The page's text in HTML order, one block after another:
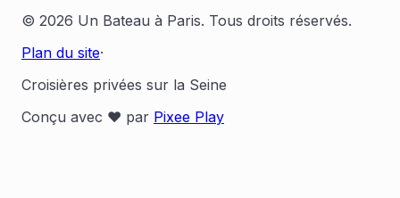
© 2026 Un Bateau à Paris. Tous droits réservés.
Plan du site·
Croisières privées sur la Seine
Conçu avec ❤️ par Pixee Play